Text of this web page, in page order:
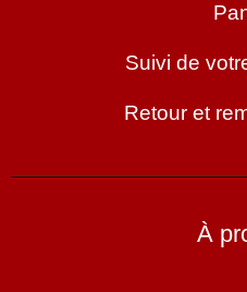
Suivi de
Retour et
À